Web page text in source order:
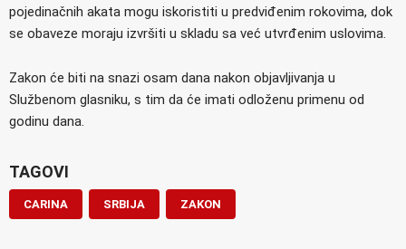
pojedinačnih akata mogu iskoristiti u predviđenim rokovima, dok
se obaveze moraju izvršiti u skladu sa već utvrđenim uslovima.
Zakon će biti na snazi osam dana nakon objavljivanja u
Službenom glasniku, s tim da će imati odloženu primenu od
godinu dana.
TAGOVI
CARINA SRBIJA ZAKON